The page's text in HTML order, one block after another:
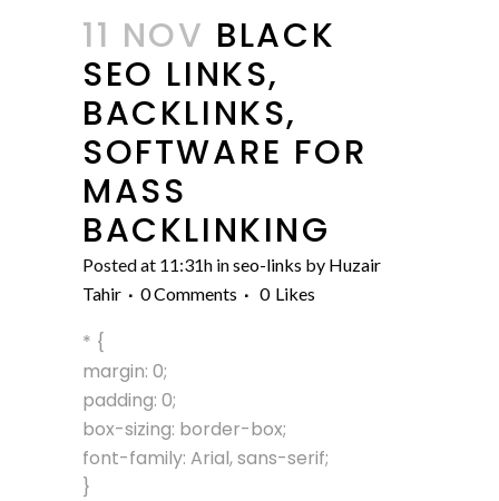
11 NOV BLACK
SEO LINKS,
BACKLINKS,
SOFTWARE FOR
MASS
BACKLINKING
Posted at 11:31h inseo-links by Huzair
Tahir
0 Comments 0 Likes
* {
margin: 0;
padding: 0;
box-sizing: border-box;
font-family: Arial, sans-serif;
}